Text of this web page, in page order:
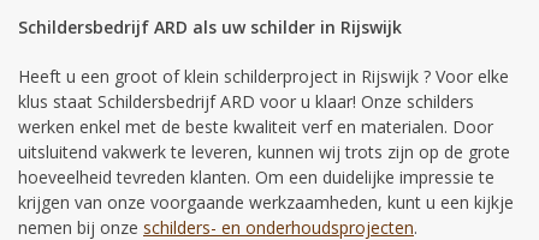
Schildersbedrijf ARD als uw schilder in Rijswijk
Heeft u een groot of klein schilderproject in Rijswijk ? Voor elke
klus staat Schildersbedrijf ARD voor u klaar! Onze schilders
werken enkel met de beste kwaliteit verf en materialen. Door
uitsluitend vakwerk te leveren, kunnen wij trots zijn op de grote
hoeveelheid tevreden klanten. Om een duidelijke impressie te
krijgen van onze voorgaande werkzaamheden, kunt u een kijkje
nemen bij onze schilders- en onderhoudsprojecten.